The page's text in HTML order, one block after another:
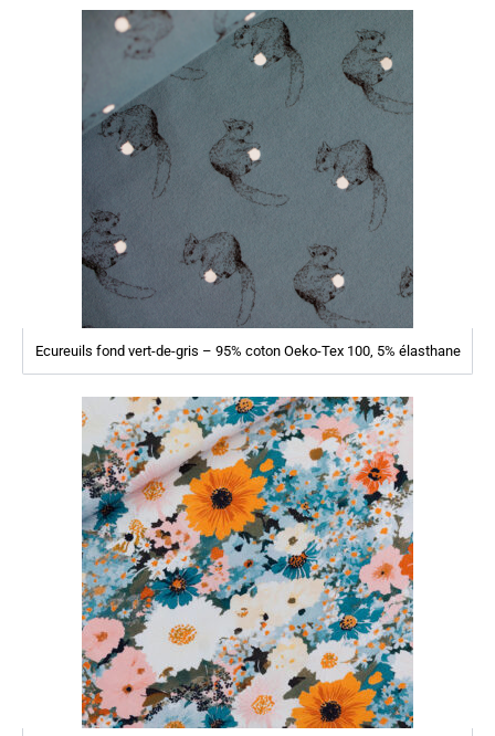
Ecureuils fond vert-de-gris – 95% coton Oeko-Tex 100, 5% élasthane